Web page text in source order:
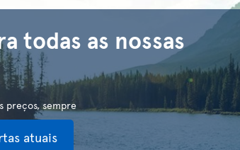
todas as nossas
preços, sempre
atuais